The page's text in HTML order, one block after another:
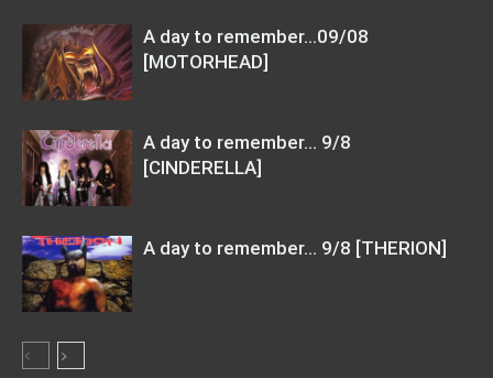
A day to remember…09/08
[MOTORHEAD]
A day to remember… 9/8
[CINDERELLA]
A day to remember… 9/8 [THERION]